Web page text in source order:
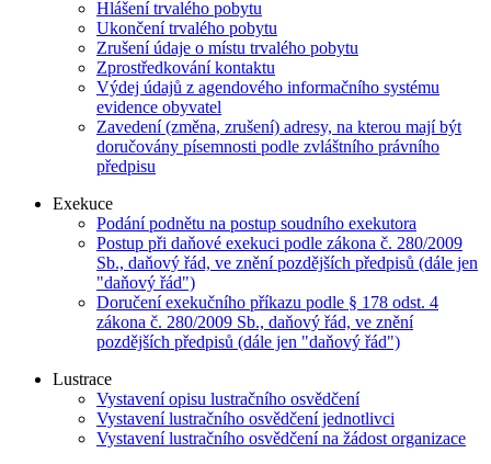
Hlášení trvalého pobytu
Ukončení trvalého pobytu
Zrušení údaje o místu trvalého pobytu
Zprostředkování kontaktu
Výdej údajů z agendového informačního systému
evidence obyvatel
Zavedení (změna, zrušení) adresy, na kterou mají být
doručovány písemnosti podle zvláštního právního
předpisu
Exekuce
Podání podnětu na postup soudního exekutora
Postup při daňové exekuci podle zákona č. 280/2009
Sb., daňový řád, ve znění pozdějších předpisů (dále jen
"daňový řád")
Doručení exekučního příkazu podle § 178 odst. 4
zákona č. 280/2009 Sb., daňový řád, ve znění
pozdějších předpisů (dále jen "daňový řád")
Lustrace
Vystavení opisu lustračního osvědčení
Vystavení lustračního osvědčení jednotlivci
Vystavení lustračního osvědčení na žádost organizace